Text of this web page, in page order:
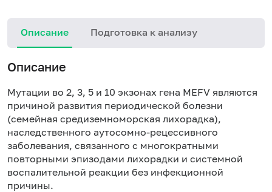
Описание Подготовка к анализу
Описание
Мутации во 2, 3, 5 и 10 экзонах гена MEFV являются
причиной развития периодической болезни
(семейная средиземноморская лихорадка),
наследственного аутосомно-рецессивного
заболевания, связанного с многократными
повторными эпизодами лихорадки и системной
воспалительной реакции без инфекционной
причины.